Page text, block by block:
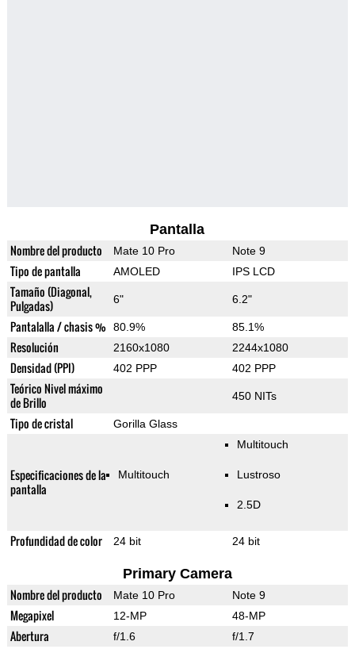
Pantalla
Nombre del producto Mate 10 Pro Note 9
Tipo de pantalla AMOLED IPS LCD
Tamaño (Diagonal,
Pulgadas)
6" 6.2"
Pantalalla / chasis % 80.9% 85.1%
Resolución 2160x1080 2244x1080
Densidad (PPI) 402 PPP 402 PPP
Teórico Nivel máximo
de Brillo
450 NITs
Tipo de cristal Gorilla Glass
Especificaciones de la
pantalla
Multitouch
Multitouch
Lustroso
2.5D
Profundidad de color 24 bit 24 bit
Primary Camera
Nombre del producto Mate 10 Pro Note 9
Megapixel 12-MP 48-MP
Abertura f/1.6 f/1.7